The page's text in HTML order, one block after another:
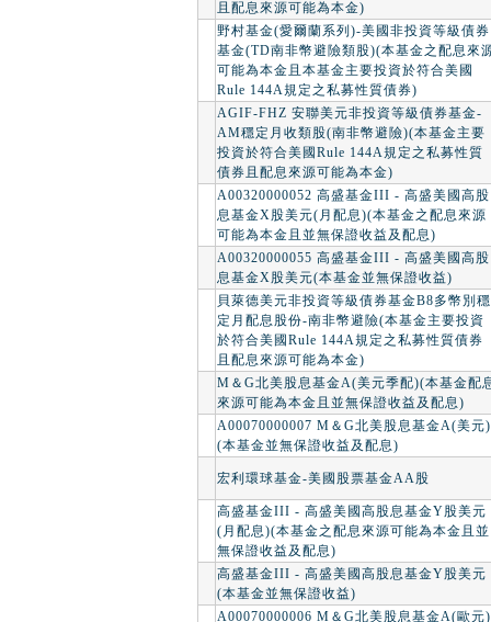
且配息來源可能為本金)
野村基金(愛爾蘭系列)-美國非投資等級債券
基金(TD南非幣避險類股)(本基金之配息來
可能為本金且本基金主要投資於符合美國
Rule 144A規定之私募性質債券)
AGIF-FHZ 安聯美元非投資等級債券基金-
AM穩定月收類股(南非幣避險)(本基金主要
投資於符合美國Rule 144A規定之私募性質
債券且配息來源可能為本金)
A00320000052 高盛基金III - 高盛美國高股
息基金X股美元(月配息)(本基金之配息來源
可能為本金且並無保證收益及配息)
A00320000055 高盛基金III - 高盛美國高股
息基金X股美元(本基金並無保證收益)
貝萊德美元非投資等級債券基金B8多幣別穩
定月配息股份-南非幣避險(本基金主要投資
於符合美國Rule 144A規定之私募性質債券
且配息來源可能為本金)
M＆G北美股息基金A(美元季配)(本基金配
來源可能為本金且並無保證收益及配息)
A00070000007 M＆G北美股息基金A(美元)
(本基金並無保證收益及配息)
宏利環球基金-美國股票基金AA股
高盛基金III - 高盛美國高股息基金Y股美元
(月配息)(本基金之配息來源可能為本金且並
無保證收益及配息)
高盛基金III - 高盛美國高股息基金Y股美元
(本基金並無保證收益)
A00070000006 M＆G北美股息基金A(歐元)